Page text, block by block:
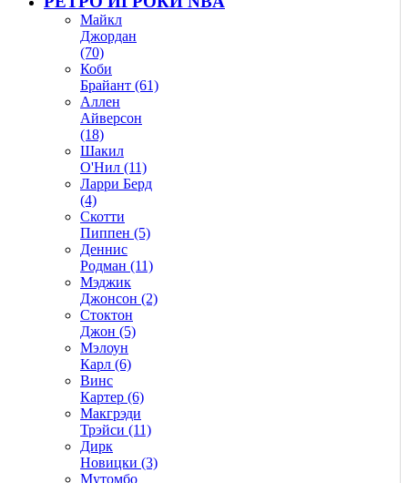
Майкл
Джордан
(70)
Коби
Брайант (61)
Аллен
Айверсон
(18)
Шакил
О'Нил (11)
Ларри Берд
(4)
Скотти
Пиппен (5)
Деннис
Родман (11)
Мэджик
Джонсон (2)
Стоктон
Джон (5)
Мэлоун
Карл (6)
Винс
Картер (6)
Макгрэди
Трэйси (11)
Дирк
Новицки (3)
Мутомбо